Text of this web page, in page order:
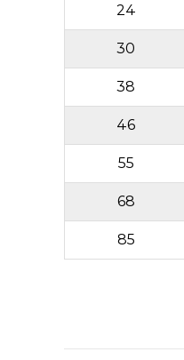
24
30
38
46
55
68
85